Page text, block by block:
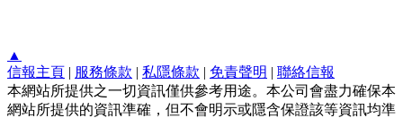
▲
信報主頁 | 服務條款 | 私隱條款 | 免責聲明 | 聯絡信報
本網站所提供之一切資訊僅供參考用途。本公司會盡力確保本
網站所提供的資訊準確，但不會明示或隱含保證該等資訊均準